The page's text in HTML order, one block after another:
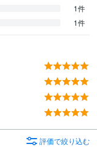
1件
1件
評価で絞り込む